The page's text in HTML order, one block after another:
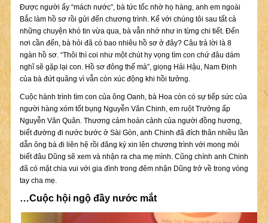
Được người ấy “mách nước”, bà tức tốc nhờ họ hàng, anh em ngoài
Bắc làm hồ sơ rồi gửi đến chương trình. Kể với chúng tôi sau tất cả
những chuyện khó tin vừa qua, bà vẫn nhớ như in từng chi tiết. Đến
nơi cần đến, bà hỏi đã có bao nhiêu hồ sơ ở đây? Câu trả lời là 8
ngàn hồ sơ. “Thôi thì coi như một chút hy vọng tìm con chứ đâu dám
nghĩ sẽ gặp lại con. Hồ sơ đông thế mà”, giọng Hải Hậu, Nam Định
của bà đứt quãng vì vẫn còn xúc động khi hồi tưởng.
Cuộc hành trình tìm con của ông Oanh, bà Hoa còn có sự tiếp sức của
người hàng xóm tốt bụng Nguyễn Văn Chinh, em ruột Trưởng ấp
Nguyễn Văn Quân. Thương cảm hoàn cảnh của người đồng hương,
biết đường đi nước bước ở Sài Gòn, anh Chinh đã đích thân nhiều lần
dẫn ông bà đi liên hệ rồi đăng ký xin lên chương trình với mong mỏi
biết đâu Dũng sẽ xem và nhận ra cha mẹ mình. Cũng chính anh Chinh
đã có mặt chia vui với gia đình trong đêm nhận Dũng trở về trong vòng
tay cha mẹ.
…Cuộc hội ngộ đầy nước mắt